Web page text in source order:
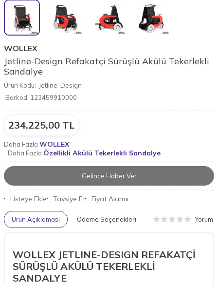
WOLLEX
Jetline-Design Refakatçi Sürüşlü Akülü Tekerlekli
Sandalye
Ürün Kodu: Jetline-Design
Barkod: 123459910000
234.225,00 TL
Daha Fazla WOLLEX
Daha Fazla Özellikli Akülü Tekerlekli Sandalye
Gelince Haber Ver
Listeye Ekle Tavsiye Et Fiyat Alarmı
Ürün Açıklaması Ödeme Seçenekleri Yorum
WOLLEX JETLINE-DESIGN REFAKATÇİ
SÜRÜŞLÜ AKÜLÜ TEKERLEKLİ
SANDALYE